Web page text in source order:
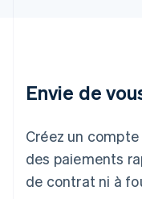
Envie de
Créez un
des paiements
de contrat ni à
English
Italie
Japon
日本語
Lettonie
English